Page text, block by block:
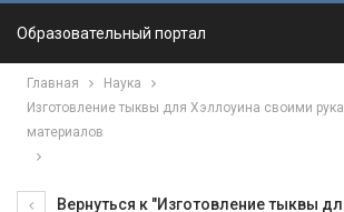
Образовательный портал
Главная
Наука
Изготовление тыквы для Хэллоуина своими
материалов
Вернуться к "Изготовление тыквы